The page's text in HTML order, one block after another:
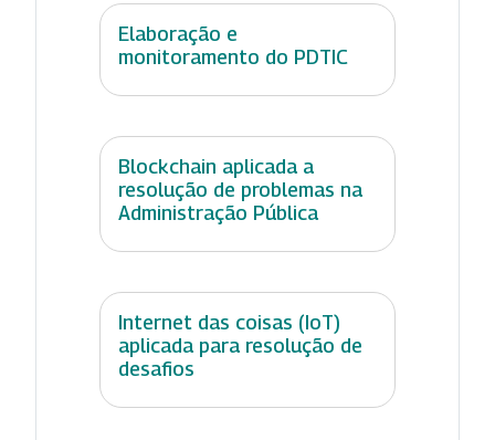
Elaboração e
monitoramento do PDTIC
Blockchain aplicada a
resolução de problemas na
Administração Pública
Internet das coisas (IoT)
aplicada para resolução de
desafios